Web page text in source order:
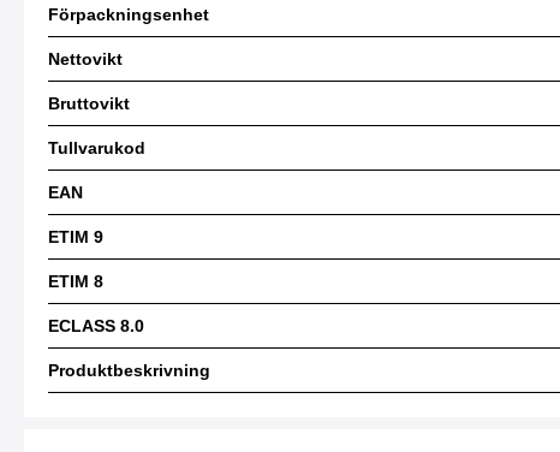
Förpackningsenhet
Nettovikt
Bruttovikt
Tullvarukod
EAN
ETIM 9
ETIM 8
ECLASS 8.0
Produktbeskrivning